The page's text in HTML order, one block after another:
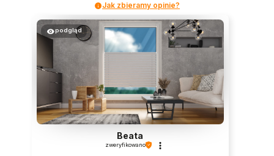
Jak zbieramy opinie?
podgląd
Beata
zweryfikowano